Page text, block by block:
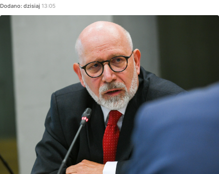
Dodano: dzisiaj 13:05